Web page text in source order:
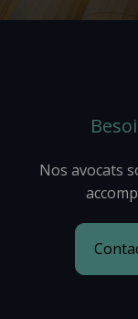
Nos avocats